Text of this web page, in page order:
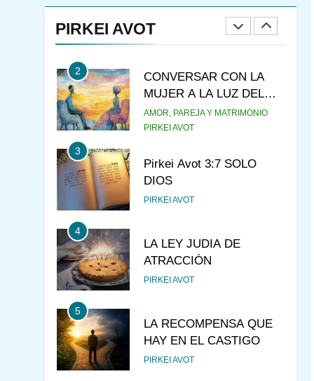
PIRKEI AVOTJASIDUT
2
CONVERSAR CON LA
MUJER A LA LUZ DEL
JUDAÍSMO
AMOR, PAREJA Y MATRIMONIO
PIRKEI AVOT
3
Pirkei Avot 3:7 SOLO
DIOS
PIRKEI AVOT
4
LA LEY JUDIA DE
ATRACCIÓN
PIRKEI AVOT
5
LA RECOMPENSA QUE
HAY EN EL CASTIGO
PIRKEI AVOT